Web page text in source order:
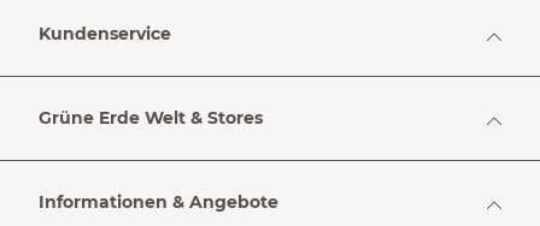
Kundenservice
Grüne Erde Welt & Stores
Informationen & Angebote